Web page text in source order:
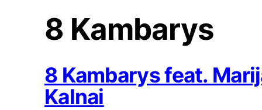
8 Kambarys
8 Kambarys feat.
Kalnai